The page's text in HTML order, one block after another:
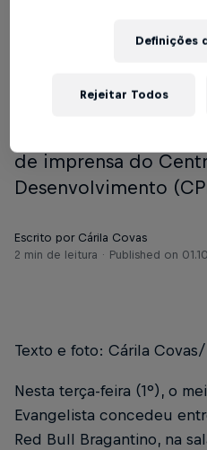
grupo
de imprensa do
Desenvolvimento
Escrito por Cárila Covas
2 min de leitura
Published on
Texto e foto: Cárila
Nesta terça-feira (1°), o
Evangelista concedeu
Red Bull Bragantino, na
Definições
Rejeitar Todos